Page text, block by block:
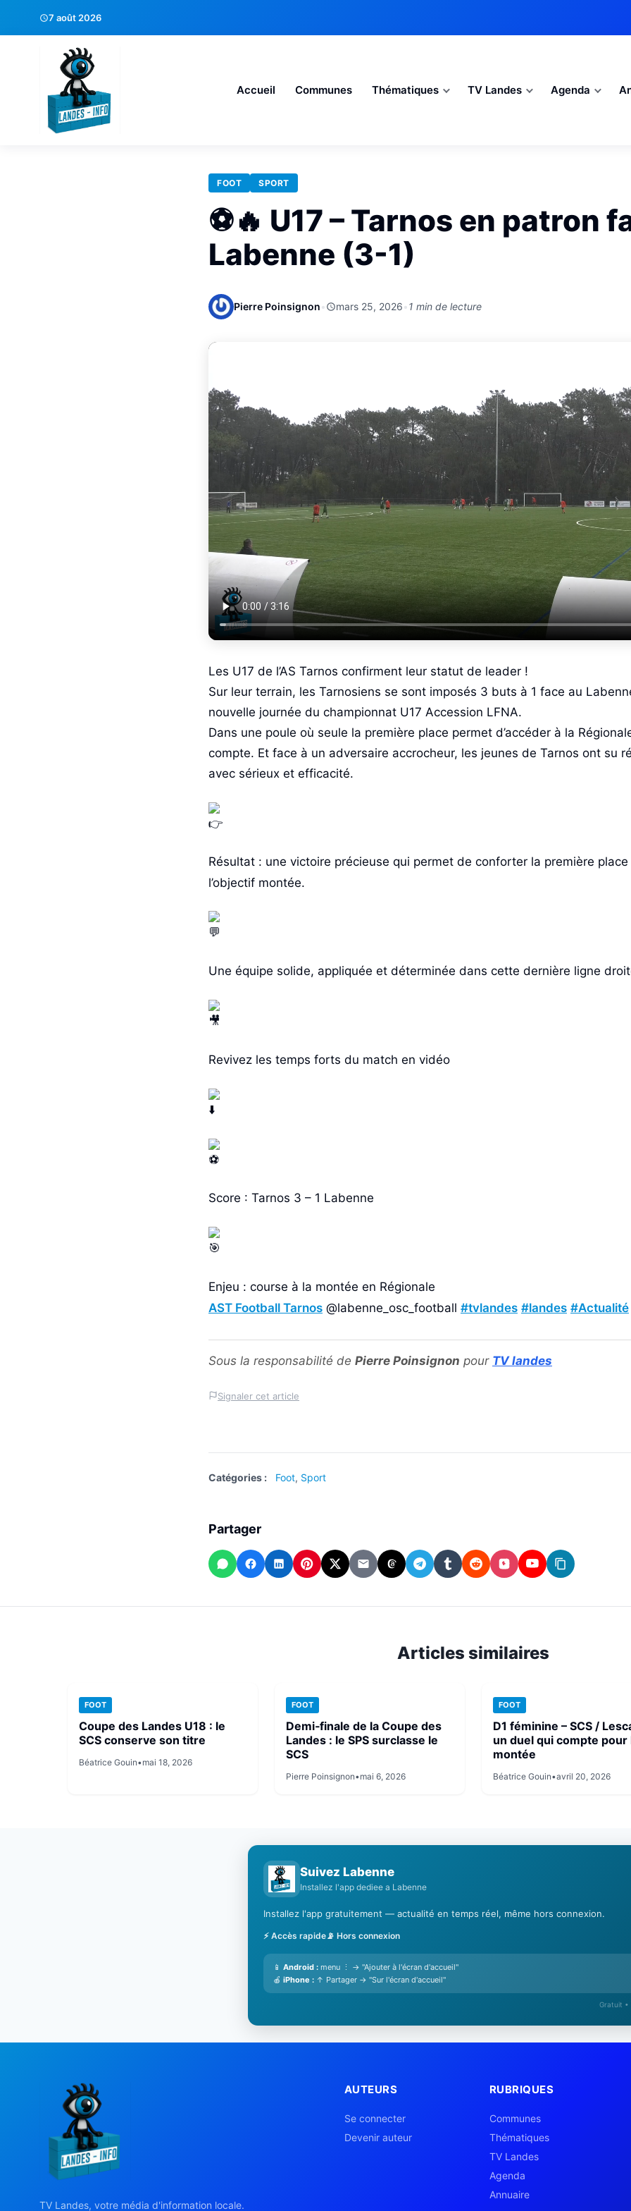
7 août 2026
Accueil Communes Thématiques TV Landes Agenda
FOOT SPORT
⚽🔥 U17 – Tarnos en patron
Labenne (3-1)
Pierre Poinsignon• mars 25, 2026•1 min de lecture
Les U17 de l’AS Tarnos confirment leur statut de leader !
Sur leur terrain, les Tarnosiens se sont imposés 3 buts à 1 face au
nouvelle journée du championnat U17 Accession LFNA.
Dans une poule où seule la première place permet d’accéder à la
compte. Et face à un adversaire accrocheur, les jeunes de Tarnos ont su
avec sérieux et efficacité.
Résultat : une victoire précieuse qui permet de conforter la première
l’objectif montée.
Une équipe solide, appliquée et déterminée dans cette dernière ligne
Revivez les temps forts du match en vidéo
Score : Tarnos 3 – 1 Labenne
Enjeu : course à la montée en Régionale
AST Football Tarnos @labenne_osc_football #tvlandes #landes #Actualité
Sous la responsabilité de Pierre Poinsignon pour TV landes
Signaler cet article
Catégories : Foot, Sport
Partager
WhatsAppFacebook
LinkedInPinterest
X
EmailThreadsTelegram
TumblrRedditInstagram
YouTubeCopier
lien
Articles similaires
FOOT
Coupe des Landes U18 : le
SCS conserve son titre
Béatrice Gouin•mai 18, 2026
FOOT
Demi‑finale de la Coupe des
Landes : le SPS surclasse le
SCS
Pierre Poinsignon•mai 6, 2026
FOOT
D1 féminine – SCS /
un duel qui compte pour
montée
Béatrice Gouin•avril 20, 2026
Suivez Labenne
Installez l'app dediee a Labenne
Installez l'app gratuitement — actualité en temps réel, même hors connexion.
⚡ Accès rapide📡 Hors connexion
📱 Android : menu ⋮ → "Ajouter à l'écran d'accueil"
🍎 iPhone : ↑ Partager → "Sur l'écran d'accueil"
Gratuit •
TV Landes, votre média d'information locale.
AUTEURS
Se connecter
Devenir auteur
RUBRIQUES
Communes
Thématiques
TV Landes
Agenda
Annuaire